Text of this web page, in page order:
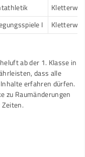
I
ab der 1. Klasse in
dass alle
erfahren dürfen.
zu Raumänderungen